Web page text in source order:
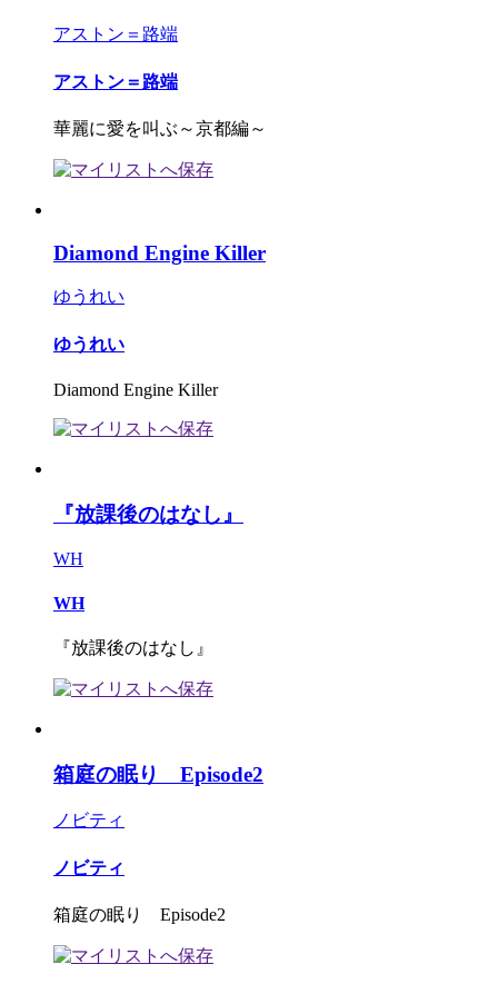
アストン＝路端
アストン＝路端
華麗に愛を叫ぶ～京都編～
Diamond Engine Killer
ゆうれい
ゆうれい
Diamond Engine Killer
『放課後のはなし』
WH
WH
『放課後のはなし』
箱庭の眠り Episode2
ノビティ
ノビティ
箱庭の眠り Episode2